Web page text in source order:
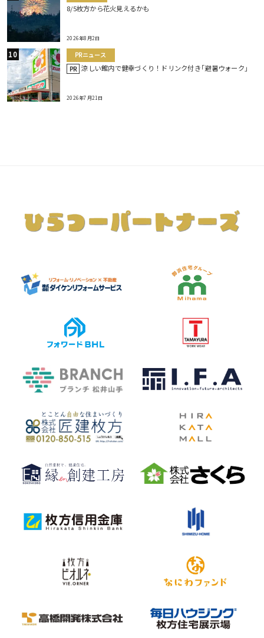
8/5枚方から花火見えるかも
2026年8月2日
PRニュース
PR 涼しい館内で健幸づくり！ドリンク付き｢避暑ウォーク｣
2026年7月21日